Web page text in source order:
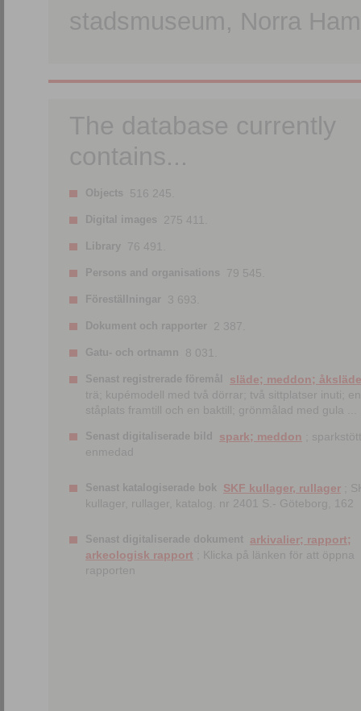
stadsmuseum, Norra
The database currently
contains...
Objects 516 245.
Digital images 275 411.
Library 76 491.
Persons and organisations 79 545.
Föreställningar 3 693.
Dokument och rapporter 2 387.
Gatu- och ortnamn 8 031.
Senast registrerade föremål
släde; meddon; åksläde
trä; kupémodell med två dörrar; två sittplatser inuti; en
ståplats framtill och en baktill; grönmålad med gula ...
Senast digitaliserade bild spark; meddon ;
enmedad
Senast katalogiserade bok SKF kullager, rullager ;
kullager, rullager, katalog. nr 2401 S.- Göteborg, 162
Senast digitaliserade dokument arkivalier; rapport;
arkeologisk rapport ; Klicka på länken för att öppna
rapporten